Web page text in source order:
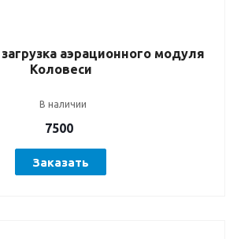
аэрационного модуля
Коловеси
В наличии
7500
Заказать